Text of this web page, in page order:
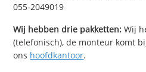
055-2049019
Wij hebben drie pakketten: Wij
(telefonisch), de monteur komt
ons hoofdkantoor.